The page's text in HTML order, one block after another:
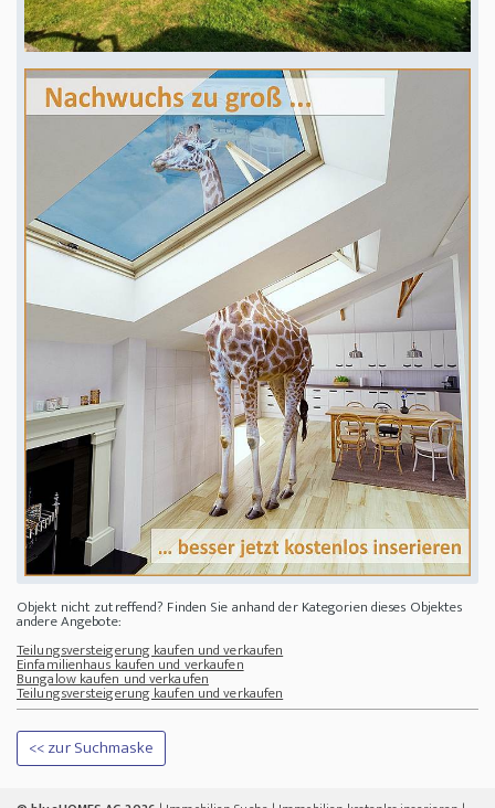
Objekt nicht zutreffend? Finden Sie anhand der Kategorien dieses Objektes
andere Angebote:
Teilungsversteigerung kaufen und verkaufen
Einfamilienhaus kaufen und verkaufen
Bungalow kaufen und verkaufen
Teilungsversteigerung kaufen und verkaufen
<< zur Suchmaske